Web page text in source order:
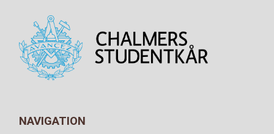
NAVIGATION